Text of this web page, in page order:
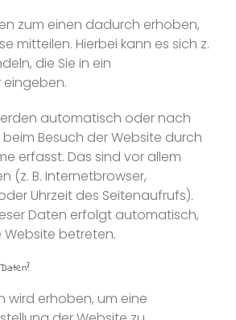
zum einen dadurch erhoben,
mitteilen. Hierbei kann es sich z.
die Sie in ein
automatisch oder nach
beim Besuch der Website durch
erfasst. Das sind vor allem
(z. B. Internetbrowser,
Uhrzeit des Seitenaufrufs).
Daten erfolgt automatisch,
Website betreten.
wird erhoben, um eine